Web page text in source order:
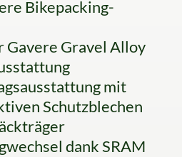
Bikepacking-
Gavere Gravel Alloy
mit
Schutzblechen
dank SRAM